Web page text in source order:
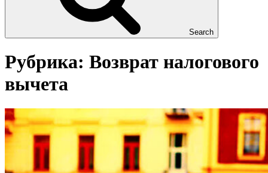
Search
Рубрика: Возврат налогового
вычета